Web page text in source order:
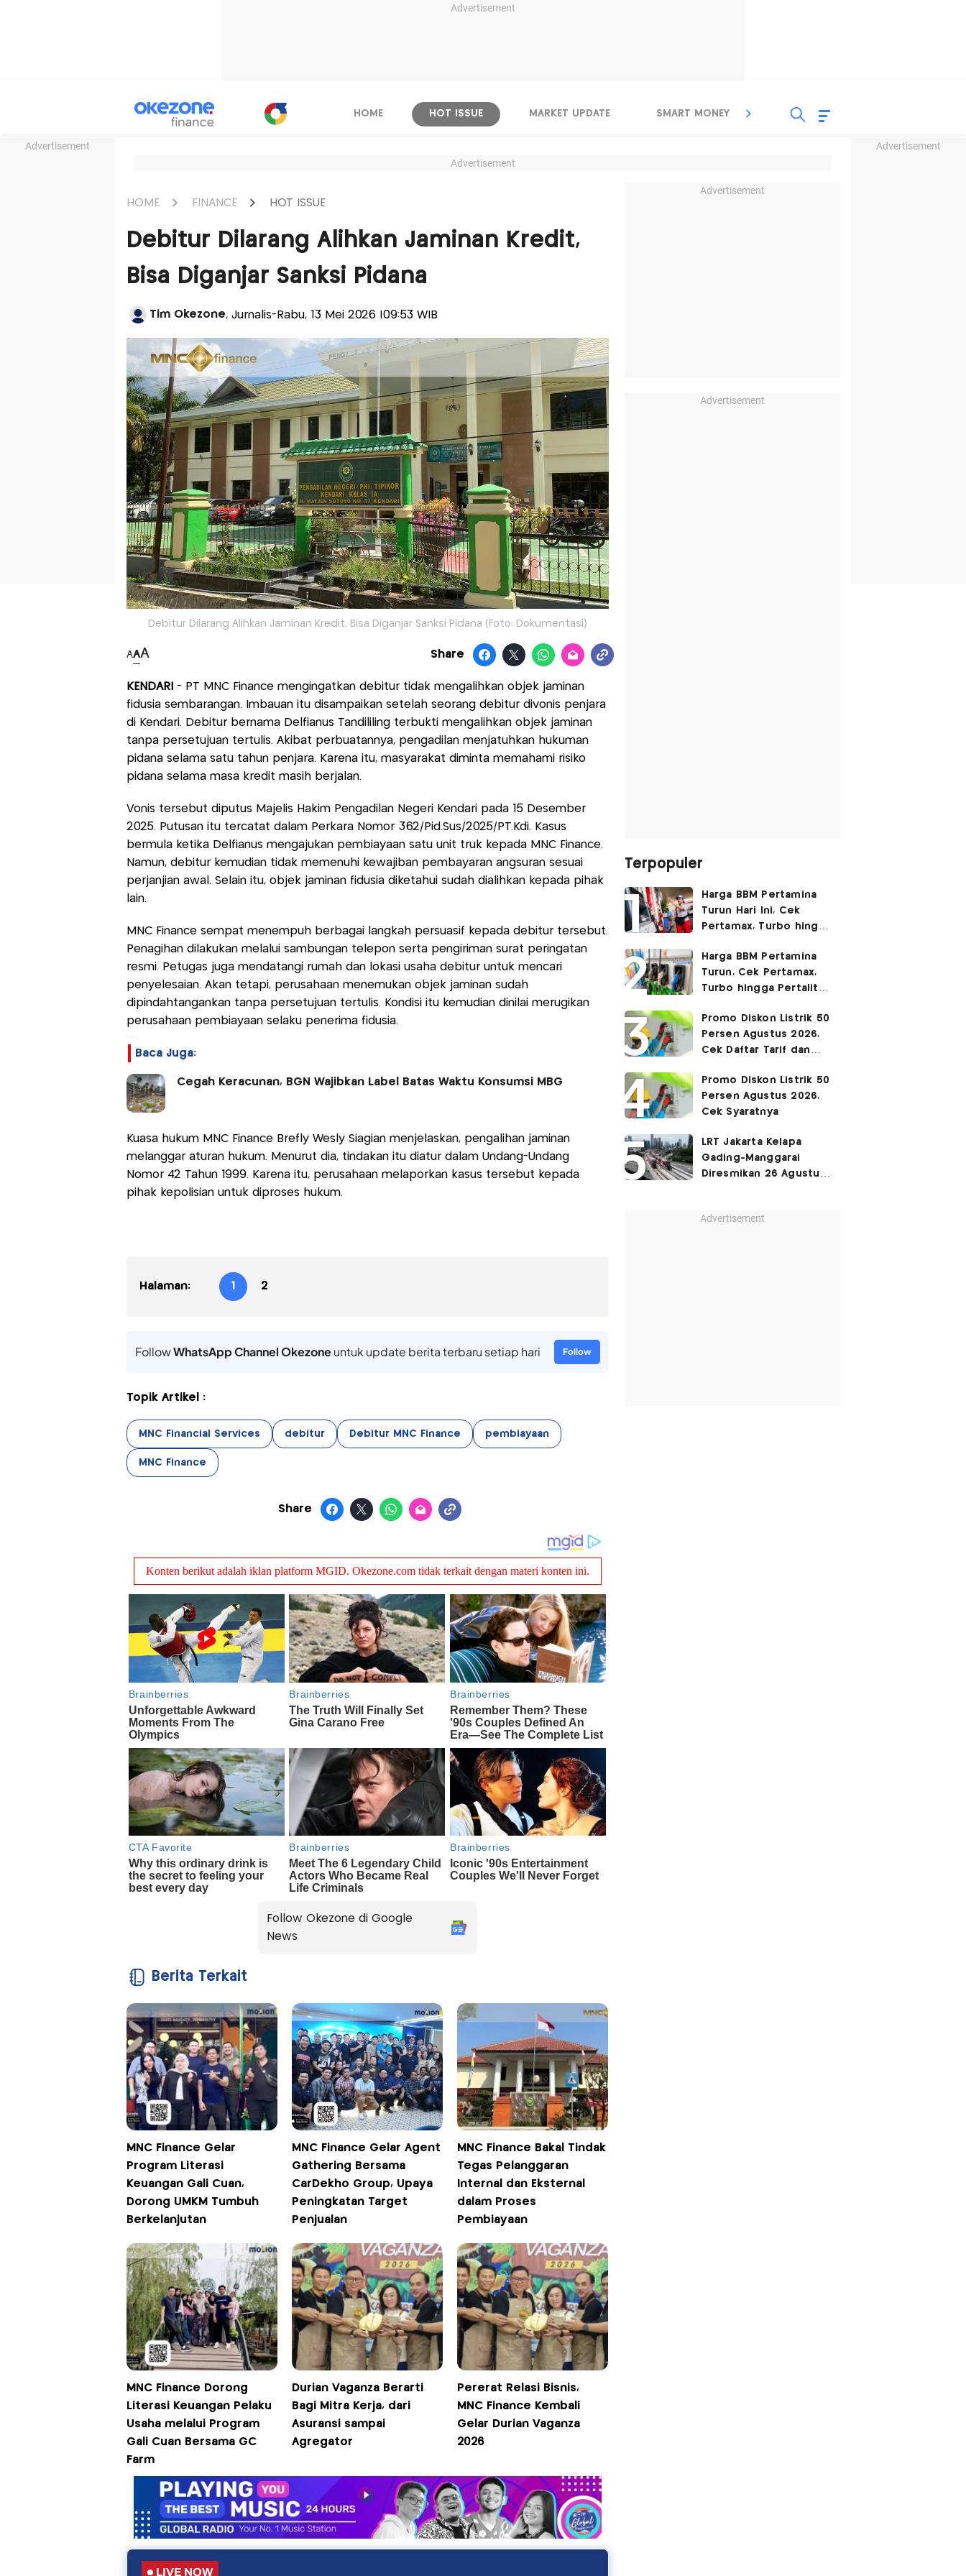
Advertisement
Advertisement Advertisement
HOME HOT ISSUE MARKET UPDATE SMART MONEY INSPIRASI BISNIS
Advertisement
HOME FINANCE HOT ISSUE
Debitur Dilarang Alihkan Jaminan Kredit,
Bisa Diganjar Sanksi Pidana
Tim Okezone, Jurnalis-Rabu, 13 Mei 2026 |09:53 WIB
Debitur Dilarang Alihkan Jaminan Kredit, Bisa Diganjar Sanksi Pidana (Foto: Dokumentasi)
AAA Share
KENDARI - PT MNC Finance mengingatkan debitur tidak mengalihkan objek jaminan
fidusia sembarangan. Imbauan itu disampaikan setelah seorang debitur divonis penjara
di Kendari. Debitur bernama Delfianus Tandililing terbukti mengalihkan objek jaminan
tanpa persetujuan tertulis. Akibat perbuatannya, pengadilan menjatuhkan hukuman
pidana selama satu tahun penjara. Karena itu, masyarakat diminta memahami risiko
pidana selama masa kredit masih berjalan.
Vonis tersebut diputus Majelis Hakim Pengadilan Negeri Kendari pada 15 Desember
2025. Putusan itu tercatat dalam Perkara Nomor 362/Pid.Sus/2025/PT.Kdi. Kasus
bermula ketika Delfianus mengajukan pembiayaan satu unit truk kepada MNC Finance.
Namun, debitur kemudian tidak memenuhi kewajiban pembayaran angsuran sesuai
perjanjian awal. Selain itu, objek jaminan fidusia diketahui sudah dialihkan kepada pihak
lain.
MNC Finance sempat menempuh berbagai langkah persuasif kepada debitur tersebut.
Penagihan dilakukan melalui sambungan telepon serta pengiriman surat peringatan
resmi. Petugas juga mendatangi rumah dan lokasi usaha debitur untuk mencari
penyelesaian. Akan tetapi, perusahaan menemukan objek jaminan sudah
dipindahtangankan tanpa persetujuan tertulis. Kondisi itu kemudian dinilai merugikan
perusahaan pembiayaan selaku penerima fidusia.
Baca Juga:
Cegah Keracunan, BGN Wajibkan Label Batas Waktu Konsumsi MBG
Kuasa hukum MNC Finance Brefly Wesly Siagian menjelaskan, pengalihan jaminan
melanggar aturan hukum. Menurut dia, tindakan itu diatur dalam Undang-Undang
Nomor 42 Tahun 1999. Karena itu, perusahaan melaporkan kasus tersebut kepada
pihak kepolisian untuk diproses hukum.
Halaman: 1 2
FollowWhatsApp Channel Okezoneuntuk update berita terbaru setiap hari Follow
Topik Artikel :
MNC Financial Services debitur Debitur MNC Finance pembiayaan
MNC Finance
Share
Follow Okezone di Google
News
Berita Terkait
MNC Finance Gelar
Program Literasi
Keuangan Gali Cuan,
Dorong UMKM Tumbuh
Berkelanjutan
MNC Finance Gelar Agent
Gathering Bersama
CarDekho Group, Upaya
Peningkatan Target
Penjualan
MNC Finance Bakal Tindak
Tegas Pelanggaran
Internal dan Eksternal
dalam Proses
Pembiayaan
MNC Finance Dorong
Literasi Keuangan Pelaku
Usaha melalui Program
Gali Cuan Bersama GC
Farm
Durian Vaganza Berarti
Bagi Mitra Kerja, dari
Asuransi sampai
Agregator
Pererat Relasi Bisnis,
MNC Finance Kembali
Gelar Durian Vaganza
2026
LIVE NOW
Advertisement
Advertisement
Terpopuler
Harga BBM Pertamina
Turun Hari Ini, Cek
Pertamax, Turbo hingga
2026
Harga BBM Pertamina
Turun, Cek Pertamax,
Turbo hingga Pertalite
Promo Diskon Listrik 50
Persen Agustus 2026,
Cek Daftar Tarif dan
Promo Diskon Listrik 50
Persen Agustus 2026,
Cek Syaratnya
LRT Jakarta Kelapa
Gading-Manggarai
Diresmikan 26 Agustus
Advertisement